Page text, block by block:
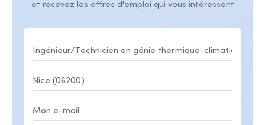
et recevez les offres d'emploi qui vous intéressent